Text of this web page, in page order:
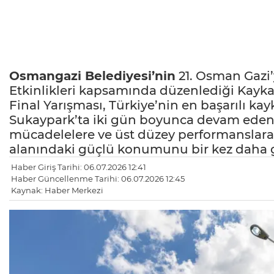
Osmangazi Belediyesi’nin 21. Osman
Etkinlikleri kapsamında düzenlediği
Final Yarışması, Türkiye’nin en başarılı
Sukaypark’ta iki gün boyunca devam
mücadelelere ve üst düzey
alanındaki güçlü konumunu bir kez daha
Haber Giriş Tarihi: 06.07.2026 12:41
Haber Güncellenme Tarihi: 06.07.2026 12:45
Kaynak: Haber Merkezi